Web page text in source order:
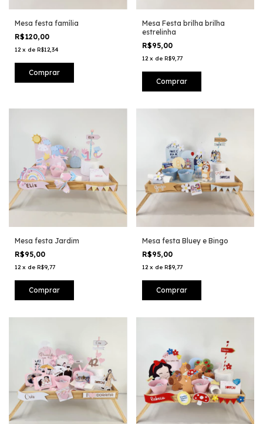
Mesa festa família
R$120,00
12 x de R$12,34
Mesa Festa brilha brilha
estrelinha
R$95,00
12 x de R$9,77
Mesa festa Jardim
R$95,00
12 x de R$9,77
Mesa festa Bluey e Bingo
R$95,00
12 x de R$9,77